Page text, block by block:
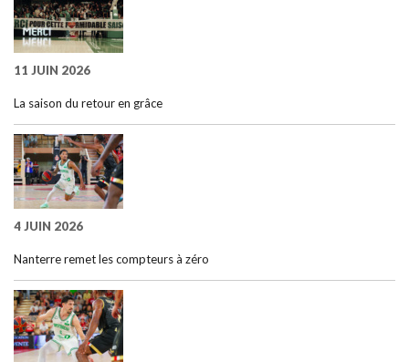
11 JUIN 2026
La saison du retour en grâce
4 JUIN 2026
Nanterre remet les compteurs à zéro